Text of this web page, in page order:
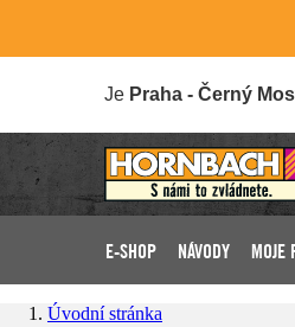
Je Praha - Černý
E-SHOP NÁVODY MOJE
Úvodní stránka